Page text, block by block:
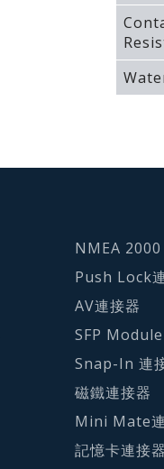
NMEA 2000
Push Lock
AV連接器
SFP
Snap-In 連
磁鐵連接器
Mini Mate
記憶卡連接器